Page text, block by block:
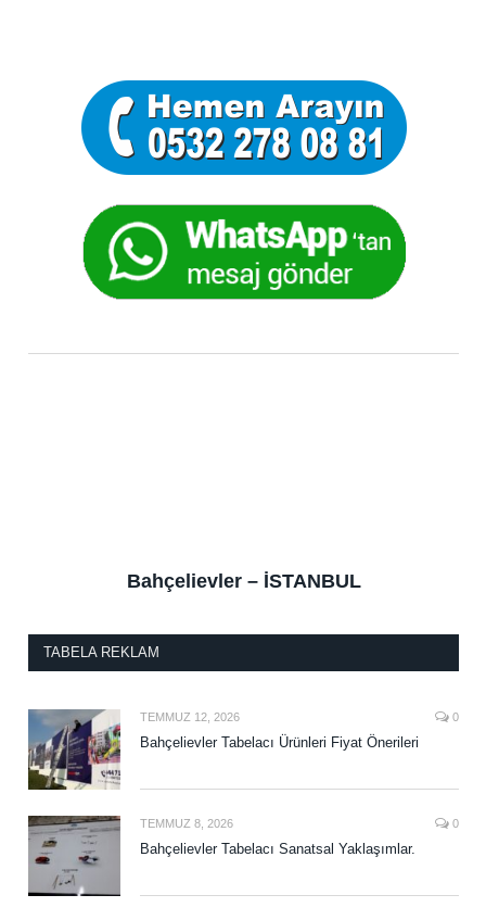
Bahçelievler – İSTANBUL
TABELA REKLAM
TEMMUZ 12, 2026 0
Bahçelievler Tabelacı Ürünleri Fiyat Önerileri
TEMMUZ 8, 2026 0
Bahçelievler Tabelacı Sanatsal Yaklaşımlar.